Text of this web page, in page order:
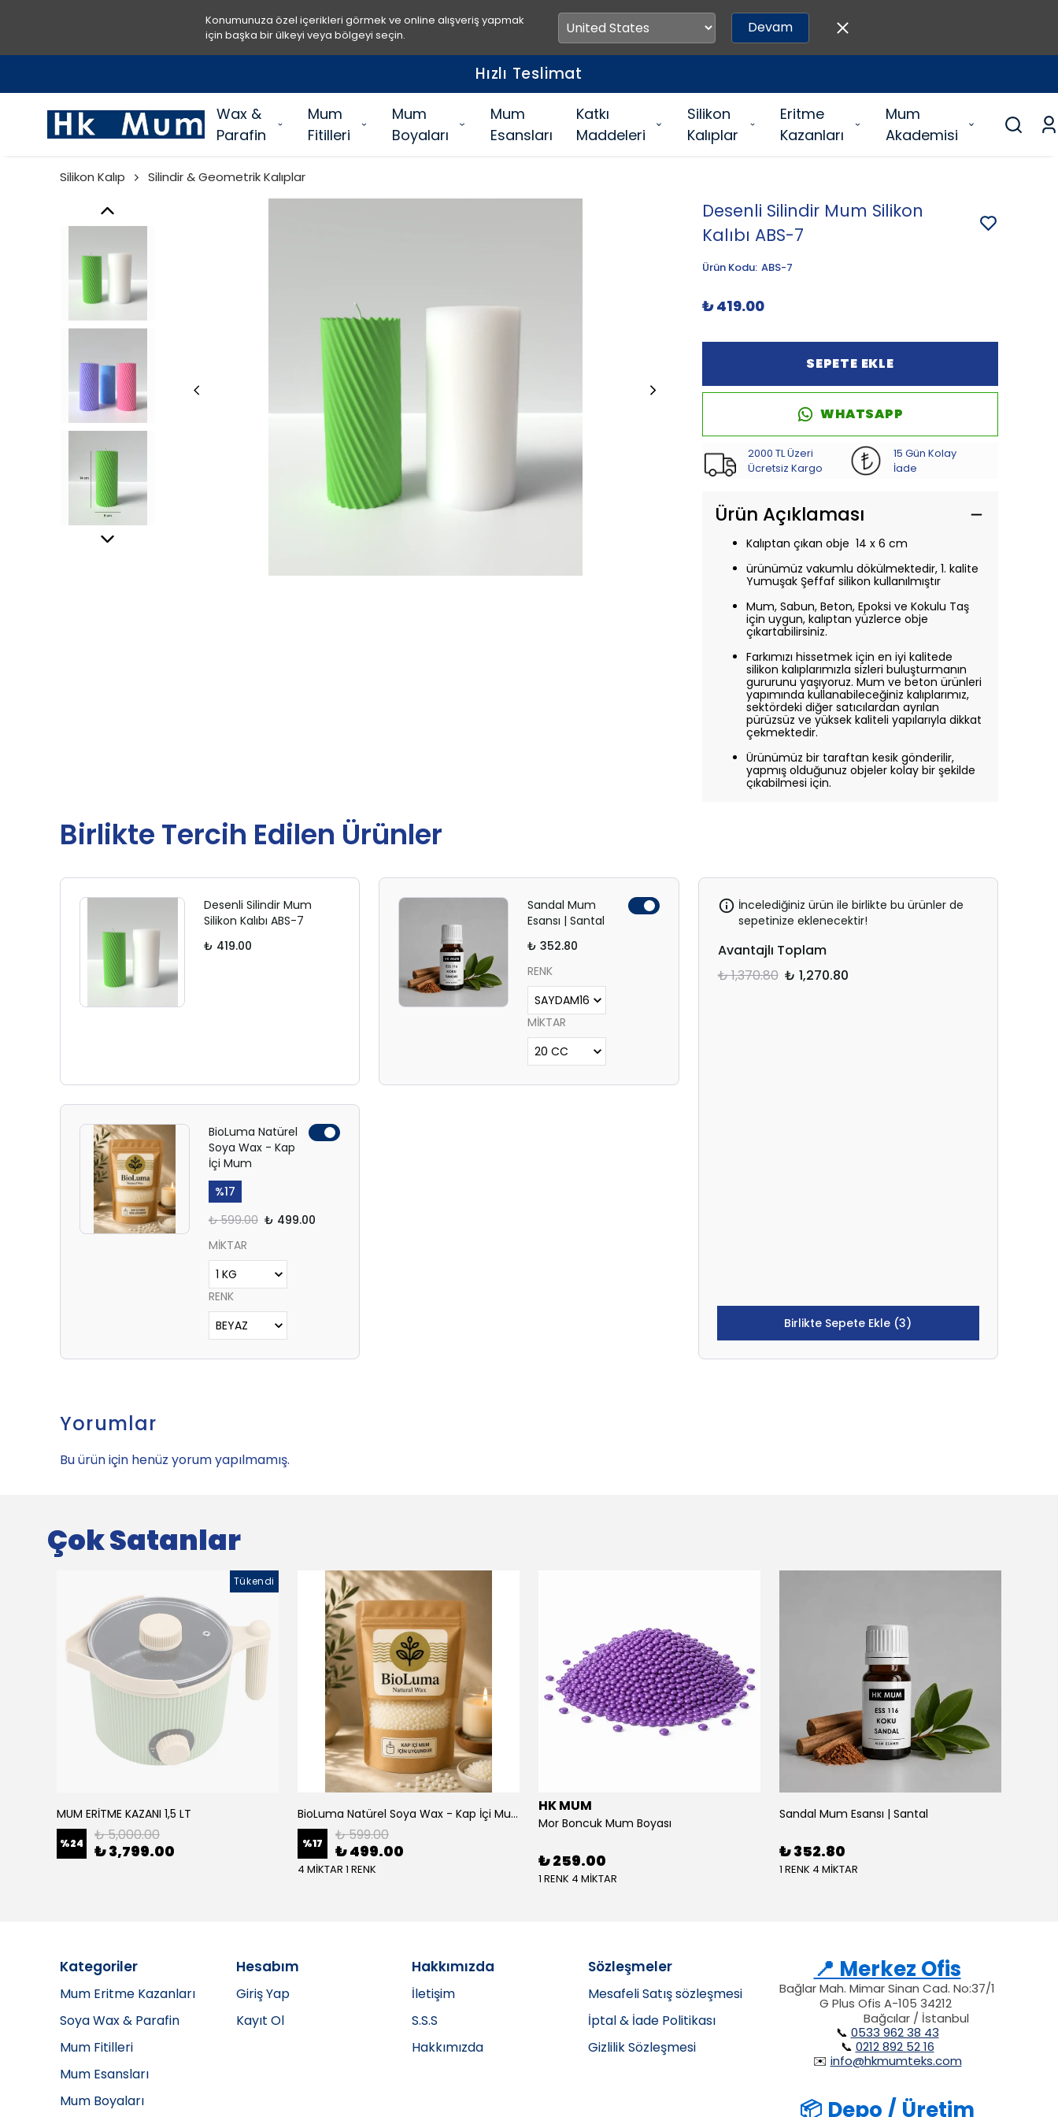
Konumunuza özel içerikleri görmek ve online alışveriş yapmak
için başka bir ülkeyi veya bölgeyi seçin.
Devam
Hızlı Teslimat
Wax &
Parafin
Mum
Fitilleri
Mum
Boyaları
Mum
Esansları
Katkı
Maddeleri
Silikon
Kalıplar
Eritme
Kazanları
Mum
Akademisi
Silikon Kalıp Silindir & Geometrik Kalıplar
Desenli Silindir Mum Silikon
Kalıbı ABS-7
Ürün Kodu: ABS-7
₺ 419.00
SEPETE EKLE
WHATSAPP
2000 TL Üzeri
Ücretsiz Kargo
15 Gün Kolay
İade
Ürün Açıklaması
Kalıptan çıkan obje 14 x 6 cm
ürünümüz vakumlu dökülmektedir, 1. kalite
Yumuşak Şeffaf silikon kullanılmıştır
Mum, Sabun, Beton, Epoksi ve Kokulu Taş
için uygun, kalıptan yüzlerce obje
çıkartabilirsiniz.
Farkımızı hissetmek için en iyi kalitede
silikon kalıplarımızla sizleri buluşturmanın
gururunu yaşıyoruz. Mum ve beton ürünleri
yapımında kullanabileceğiniz kalıplarımız,
sektördeki diğer satıcılardan ayrılan
pürüzsüz ve yüksek kaliteli yapılarıyla dikkat
çekmektedir.
Ürünümüz bir taraftan kesik gönderilir,
yapmış olduğunuz objeler kolay bir şekilde
çıkabilmesi için.
Birlikte Tercih Edilen Ürünler
Desenli Silindir Mum
Silikon Kalıbı ABS-7
₺ 419.00
Sandal Mum
Esansı | Santal
₺ 352.80
RENK
MİKTAR
BioLuma Natürel
Soya Wax - Kap
İçi Mum
%17
₺ 599.00 ₺ 499.00
MİKTAR
RENK
İncelediğiniz ürün ile birlikte bu ürünler de
sepetinize eklenecektir!
Avantajlı Toplam
₺ 1,370.80 ₺ 1,270.80
Birlikte Sepete Ekle (3)
Yorumlar
Bu ürün için henüz yorum yapılmamış.
Çok Satanlar
Tükendi
MUM ERİTME KAZANI 1,5 LT
%24 ₺ 5,000.00
₺ 3,799.00
BioLuma Natürel Soya Wax - Kap İçi Mum
%17 ₺ 599.00
₺ 499.00
4 MİKTAR 1 RENK
HK MUM
Mor Boncuk Mum Boyası
₺ 259.00
1 RENK 4 MİKTAR
Sandal Mum Esansı | Santal
₺ 352.80
1 RENK 4 MİKTAR
Kategoriler
Mum Eritme Kazanları
Soya Wax & Parafin
Mum Fitilleri
Mum Esansları
Mum Boyaları
Hesabım
Giriş Yap
Kayıt Ol
Hakkımızda
İletişim
S.S.S
Hakkımızda
Sözleşmeler
Mesafeli Satış sözleşmesi
İptal & İade Politikası
Gizlilik Sözleşmesi
📍 Merkez Ofis
Bağlar Mah. Mimar Sinan Cad. No:37/1
G Plus Ofis A-105 34212
Bağcılar / İstanbul
📞 0533 962 38 43
📞 0212 892 52 16
✉️ info@hkmumteks.com
📦 Depo / Üretim